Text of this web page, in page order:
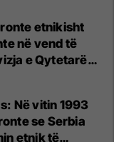
etnikisht
në vend të
e Qytetarëve
shkarkimin
Në vitin 1993
se Serbia
etnik të